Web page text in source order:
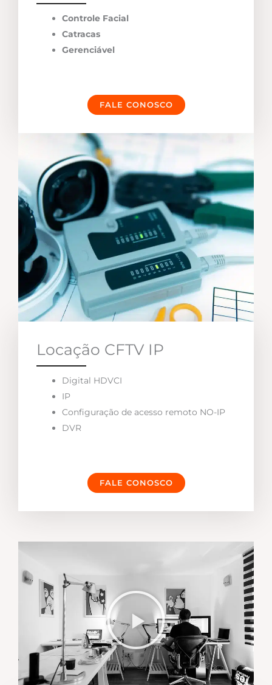
Controle Facial
Catracas
Gerenciável
FALE CONOSCO
Locação CFTV IP
Digital HDVCI
IP
Configuração de acesso remoto NO-IP
DVR
FALE CONOSCO